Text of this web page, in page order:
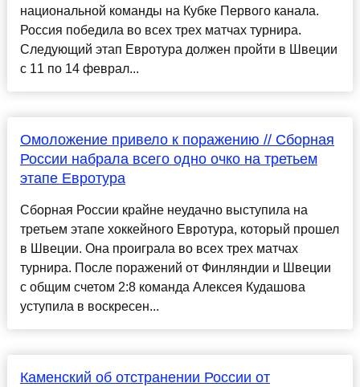
национальной команды на Кубке Первого канала.
Россия победила во всех трех матчах турнира.
Следующий этап Евротура должен пройти в Швеции
с 11 по 14 феврал...
Омоложение привело к поражению // Сборная
России набрала всего одно очко на третьем
этапе Евротура
Сборная России крайне неудачно выступила на
третьем этапе хоккейного Евротура, который прошел
в Швеции. Она проиграла во всех трех матчах
турнира. После поражений от Финляндии и Швеции
с общим счетом 2:8 команда Алексея Кудашова
уступила в воскресен...
Каменский об отстранении России от